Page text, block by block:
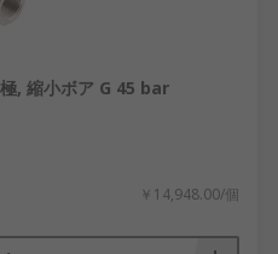
, 縮小ボア G 45 bar
￥14,948.00/個